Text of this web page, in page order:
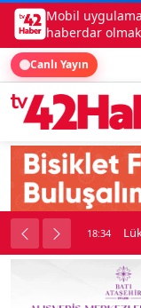
Mobil
haberdar
Canlı Yayın
kavga çıktı 18:34